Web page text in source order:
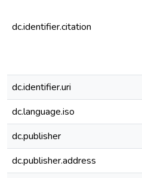
dc.identifier.citation
dc.identifier.uri
dc.language.iso
dc.publisher
dc.publisher.address